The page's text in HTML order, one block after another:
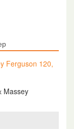
Ferguson 120,
Massey